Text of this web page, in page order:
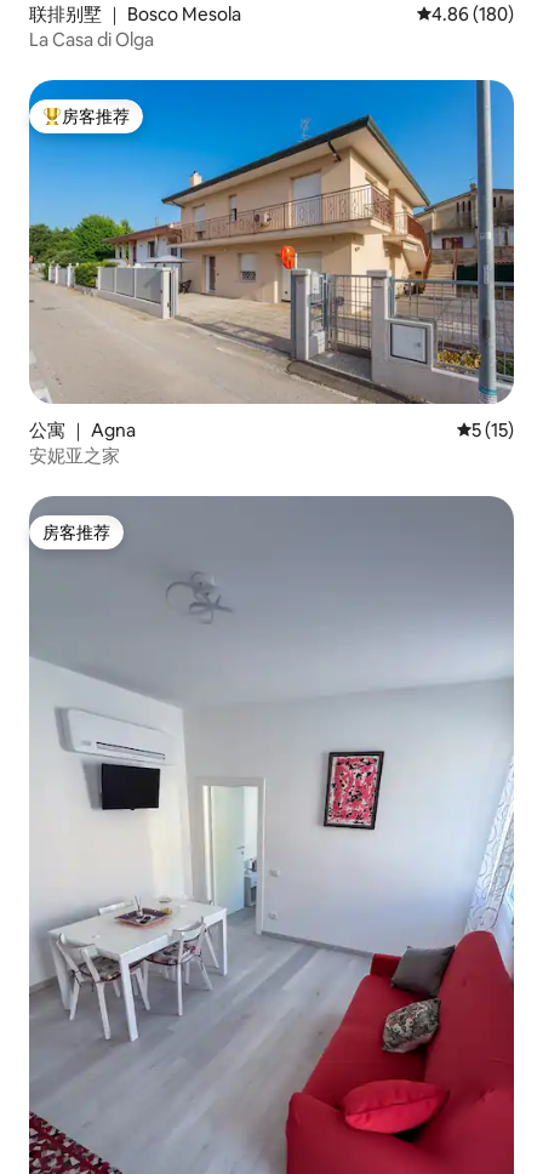
联排别墅 ｜ Bosco Mesola 平均评分 4.86
4.86 (180)
La Casa di Olga
热门「房客推荐」
房客推荐
公寓 ｜ Agna 平均评分
5 (15)
安妮亚之家
房客推荐
房客推荐